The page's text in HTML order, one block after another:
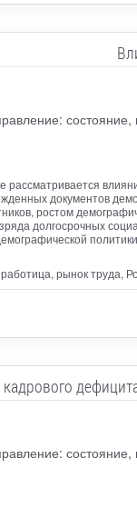
рассматривается
документов
ростом
долгосрочных
рынок труда,